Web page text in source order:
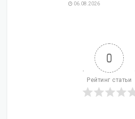
06.08.2026
0
Рейтинг статьи